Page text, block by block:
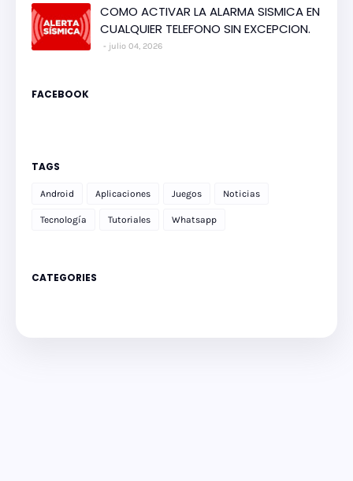
COMO ACTIVAR LA ALARMA SISMICA EN
CUALQUIER TELEFONO SIN EXCEPCION.
julio 04, 2026
FACEBOOK
TAGS
Android Aplicaciones Juegos Noticias
Tecnología Tutoriales Whatsapp
CATEGORIES